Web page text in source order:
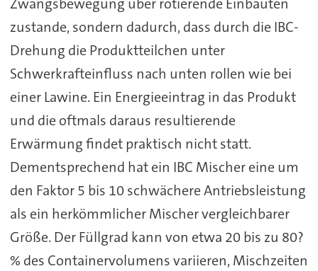
Zwangsbewegung über rotierende Einbauten
zustande, sondern dadurch, dass durch die IBC-
Drehung die Produktteilchen unter
Schwerkrafteinfluss nach unten rollen wie bei
einer Lawine. Ein Energieeintrag in das Produkt
und die oftmals daraus resultierende
Erwärmung findet praktisch nicht statt.
Dementsprechend hat ein IBC Mischer eine um
den Faktor 5 bis 10 schwächere Antriebsleistung
als ein herkömmlicher Mischer vergleichbarer
Größe. Der Füllgrad kann von etwa 20 bis zu 80?
% des Containervolumens variieren, Mischzeiten